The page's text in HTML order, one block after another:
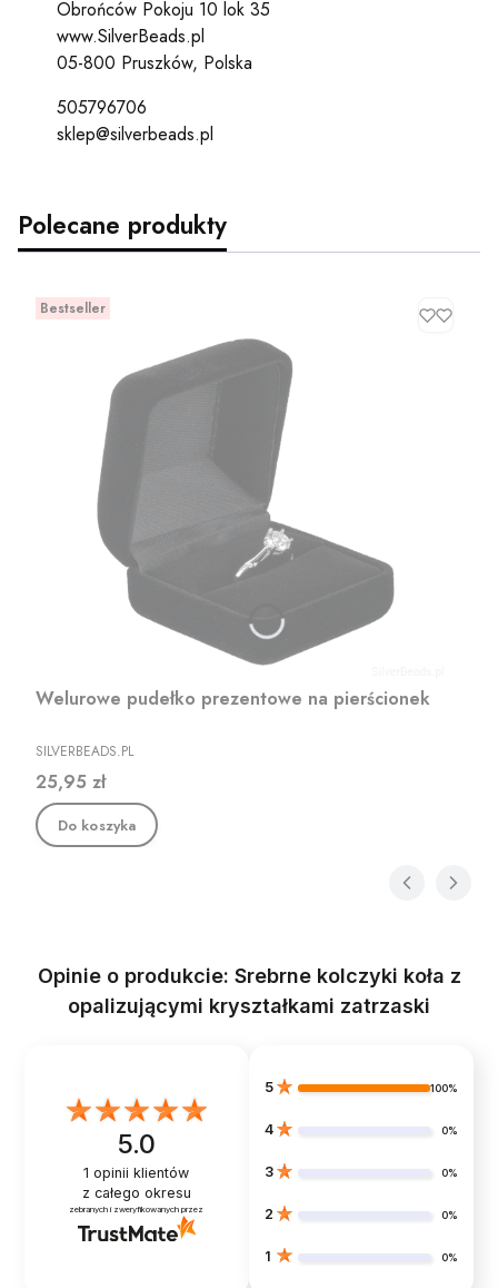
Obrońców Pokoju 10 lok 35
www.SilverBeads.pl
05-800 Pruszków, Polska
505796706
sklep@silverbeads.pl
Polecane produkty
Bestseller
Welurowe pudełko prezentowe na pierścionek
PRODUCENT
SILVERBEADS.PL
Cena
25,95 zł
Do koszyka
Opinie o produkcie: Srebrne kolczyki koła z
opalizującymi kryształkami zatrzaski
5.0
1 opinii klientów
z całego okresu
zebranych i zweryfikowanych przez
5 100%
4 0%
3 0%
2 0%
1 0%